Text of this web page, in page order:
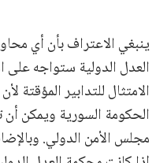
ينبغي الاعتراف بأن أي
العدل الدولية ستواجه
الامتثال للتدابير
الحكومة السورية ويمكن
مجلس الأمن الدولي.